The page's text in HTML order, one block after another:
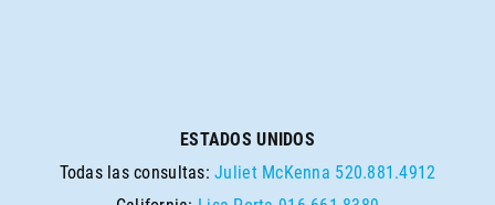
ESTADOS UNIDOS
Todas las consultas:Juliet McKenna 520.881.4912